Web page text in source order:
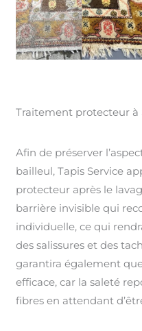
Traitement protecteur à
Afin de préserver
bailleul, Tapis Service
protecteur après le
barrière invisible qui
individuelle, ce qui
des salissures et des
garantira également
efficace, car la saleté
fibres en attendant